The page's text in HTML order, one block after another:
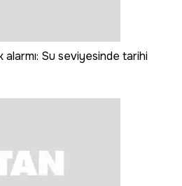
alarmı: Su seviyesinde tarihi